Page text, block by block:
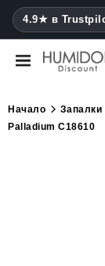
4.9★ в
CATEGORY
Хумидори
Начало Запалки
Palladium C18610